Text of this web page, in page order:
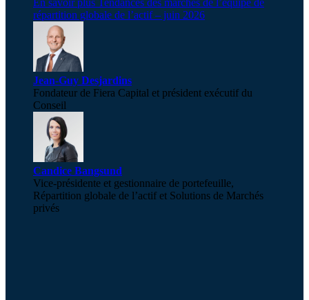
répartition globale de l’actif – juin 2026
Jean-Guy Desjardins
Fondateur de Fiera Capital et président exécutif du
Conseil
Candice Bangsund
Vice-présidente et gestionnaire de portefeuille,
Répartition globale de l’actif et Solutions de Marchés
privés